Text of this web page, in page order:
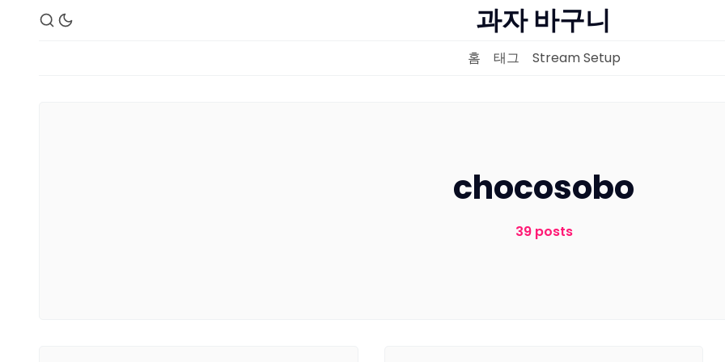
Stream Setup
과자 바구니
홈 태그 Stream Setup
chocosobo
39 posts